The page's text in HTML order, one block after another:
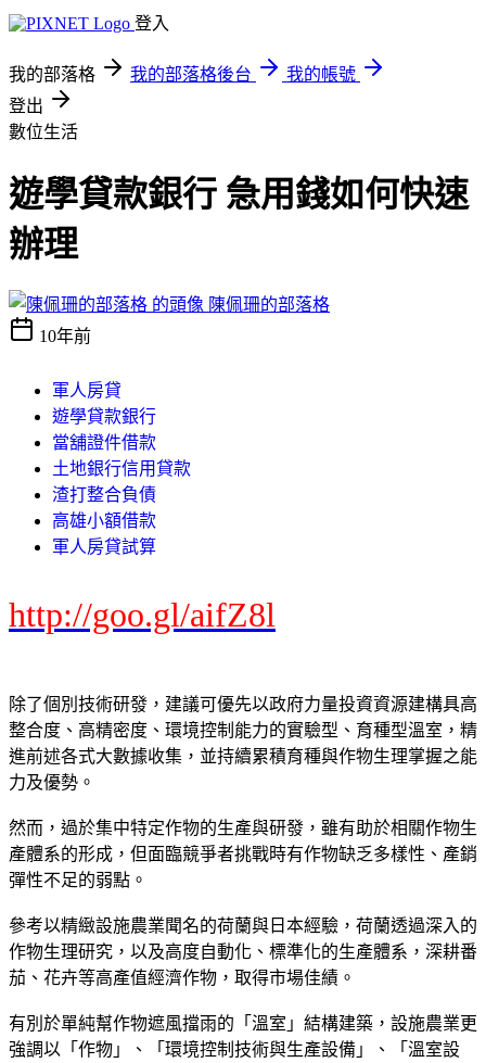
登入
我的部落格 我的部落格後台
我的帳號
登出
數位生活
遊學貸款銀行 急用錢如何快速
辦理
陳佩珊的部落格
10年前
軍人房貸
遊學貸款銀行
當舖證件借款
土地銀行信用貸款
渣打整合負債
高雄小額借款
軍人房貸試算
http://goo.gl/aifZ8l
除了個別技術研發，建議可優先以政府力量投資資源建構具高
整合度、高精密度、環境控制能力的實驗型、育種型溫室，精
進前述各式大數據收集，並持續累積育種與作物生理掌握之能
力及優勢。
然而，過於集中特定作物的生產與研發，雖有助於相關作物生
產體系的形成，但面臨競爭者挑戰時有作物缺乏多樣性、產銷
彈性不足的弱點。
參考以精緻設施農業聞名的荷蘭與日本經驗，荷蘭透過深入的
作物生理研究，以及高度自動化、標準化的生產體系，深耕番
茄、花卉等高產值經濟作物，取得市場佳績。
有別於單純幫作物遮風擋雨的「溫室」結構建築，設施農業更
強調以「作物」、「環境控制技術與生產設備」、「溫室設